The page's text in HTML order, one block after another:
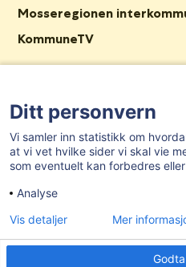
Mosseregionen
KommuneTV
Kommunedirektør
Stab Økonomi/ miljø og
Stab HR og administrasjon
Kommunalområde
Kommunalområde helse
Stab Plan og samfunn
Ditt personvern
Vi samler inn statistikk om
at vi vet hvilke sider vi skal vie
som eventuelt kan forbedres
Analyse
Vis detaljer Mer